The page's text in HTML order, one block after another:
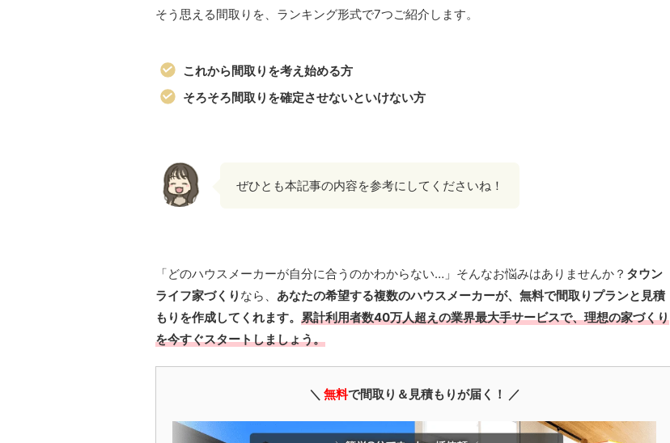
そう思える間取りを、ランキング形式で7つご紹介します。
これから間取りを考え始める方
そろそろ間取りを確定させないといけない方
ぜひとも本記事の内容を参考にしてくださいね！
「どのハウスメーカーが自分に合うのかわからない…」そんなお悩みはありませんか？ タウン
ライフ家づくり なら、 あなたの希望する複数のハウスメーカーが、無料で間取りプランと見積
もりを作成してくれます。 累計利用者数40万人超えの業界最大手サービスで、理想の家づくり
を今すぐスタートしましょう。
＼ 無料で間取り＆見積もりが届く！ ／